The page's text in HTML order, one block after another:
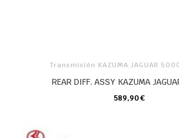
Transmisión KAZUMA JAGUAR
REAR DIFF. ASSY KAZUMA
589,90 €
CARRO